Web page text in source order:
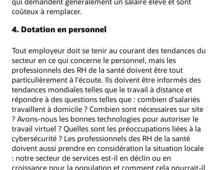
coûteux à remplacer.
4. Dotation en personnel
Tout employeur doit se tenir au courant des tendances du
secteur en ce qui concerne le personnel, mais les
professionnels des RH de la santé doivent être tout
particulièrement à l'écoute. Ils doivent être informés des
tendances mondiales telles que le travail à distance et
répondre à des questions telles que : combien d'salariés
travaillent à domicile ? Combien sont nécessaires sur site
? Avons-nous les bonnes technologies pour autoriser le
travail virtuel ? Quelles sont les préoccupations liées à la
cybersécurité ? Les professionnels des RH de la santé
doivent aussi prendre en considération la situation locale
: notre secteur de services est-il en déclin ou en
croissance pour la population et comment cela pourrait-il